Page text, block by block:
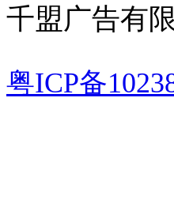
千盟广告有
粤ICP备